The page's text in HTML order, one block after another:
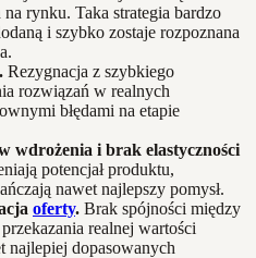
rynku. Taka strategia bardzo
i szybko zostaje rozpoznana
Rezygnacja z szybkiego
rozwiązań w realnych
błędami na etapie
wdrożenia i brak elastyczności
potencjał produktu,
nawet najlepszy pomysł.
oferty. Brak spójności między
realnej wartości
najlepiej dopasowanych